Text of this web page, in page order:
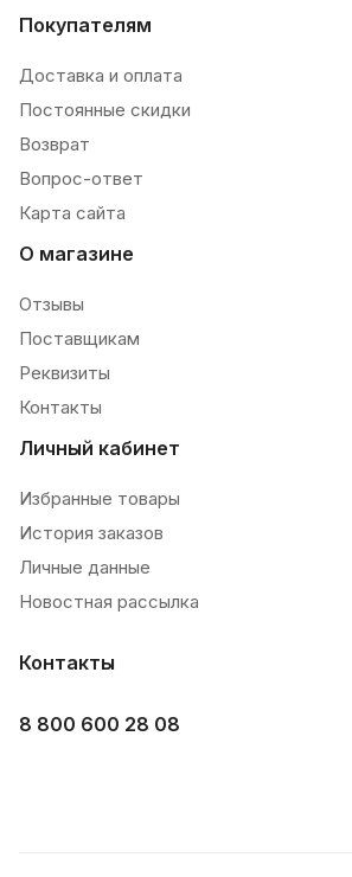
Покупателям
Доставка и оплата
Постоянные скидки
Возврат
Вопрос-ответ
Карта сайта
О магазине
Отзывы
Поставщикам
Реквизиты
Контакты
Личный кабинет
Избранные товары
История заказов
Личные данные
Новостная рассылка
Контакты
8 800 600 28 08